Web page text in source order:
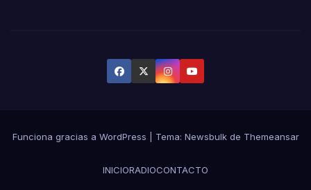
Funciona gracias a WordPress Tema: Newsbulkde Themeansar
INICIORADIOCONTACTO